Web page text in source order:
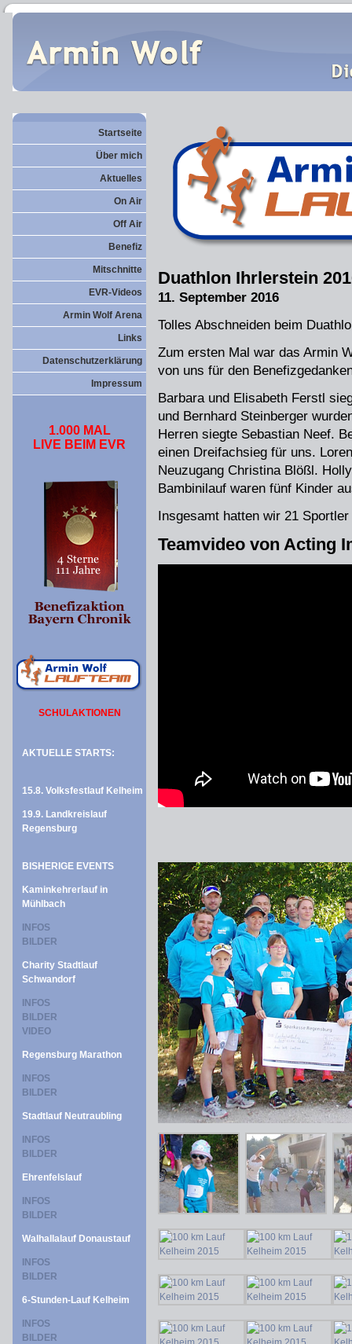
Startseite
Über mich
Aktuelles
On Air
Off Air
Benefiz
Mitschnitte
EVR-Videos
Armin Wolf Arena
Links
Datenschutzerklärung
Impressum
1.000 MAL
LIVE BEIM EVR
SCHULAKTIONEN
AKTUELLE STARTS:
15.8. Volksfestlauf Kelheim
19.9. Landkreislauf
Regensburg
BISHERIGE EVENTS
Kaminkehrerlauf in
Mühlbach
INFOS
BILDER
Charity Stadtlauf
Schwandorf
INFOS
BILDER
VIDEO
Regensburg Marathon
INFOS
BILDER
Stadtlauf Neutraubling
INFOS
BILDER
Ehrenfelslauf
INFOS
BILDER
Walhallalauf Donaustauf
INFOS
BILDER
6-Stunden-Lauf Kelheim
INFOS
BILDER
Duathlon Ihrlerstein
11. September 2016
Tolles Abschneiden beim
Zum ersten Mal war das Armin
von uns für den
Barbara und Elisabeth Ferstl
und Bernhard Steinberger
Herren siegte Sebastian Neef.
einen Dreifachsieg für uns.
Neuzugang Christina Blößl.
Bambinilauf waren fünf Kinder
Insgesamt hatten wir 21
Teamvideo von Acting